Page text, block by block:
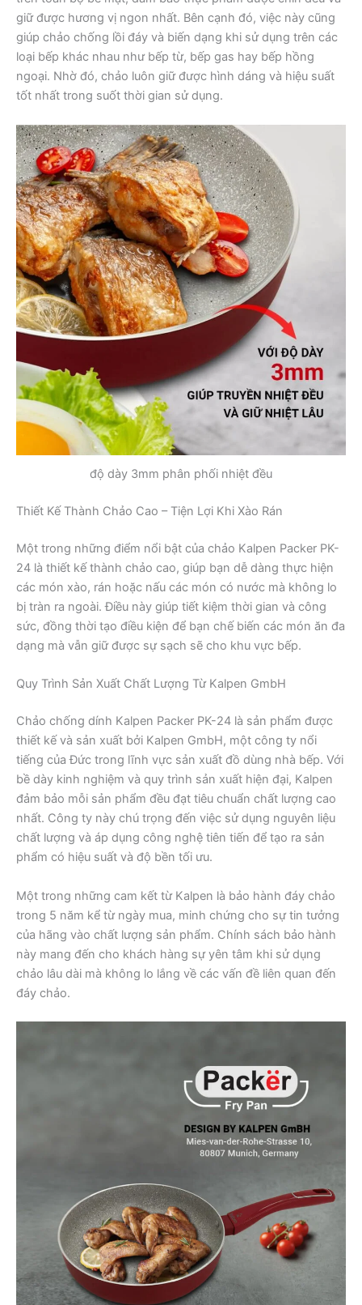
giữ được hương vị ngon nhất. Bên cạnh đó, việc này cũng
giúp chảo chống lồi đáy và biến dạng khi sử dụng trên các
loại bếp khác nhau như bếp từ, bếp gas hay bếp hồng
ngoại. Nhờ đó, chảo luôn giữ được hình dáng và hiệu suất
tốt nhất trong suốt thời gian sử dụng.
độ dày 3mm phân phối nhiệt đều
Thiết Kế Thành Chảo Cao – Tiện Lợi Khi Xào Rán
Một trong những điểm nổi bật của chảo Kalpen Packer PK-
24 là thiết kế thành chảo cao, giúp bạn dễ dàng thực hiện
các món xào, rán hoặc nấu các món có nước mà không lo
bị tràn ra ngoài. Điều này giúp tiết kiệm thời gian và công
sức, đồng thời tạo điều kiện để bạn chế biến các món ăn đa
dạng mà vẫn giữ được sự sạch sẽ cho khu vực bếp.
Quy Trình Sản Xuất Chất Lượng Từ Kalpen GmbH
Chảo chống dính Kalpen Packer PK-24 là sản phẩm được
thiết kế và sản xuất bởi Kalpen GmbH, một công ty nổi
tiếng của Đức trong lĩnh vực sản xuất đồ dùng nhà bếp. Với
bề dày kinh nghiệm và quy trình sản xuất hiện đại, Kalpen
đảm bảo mỗi sản phẩm đều đạt tiêu chuẩn chất lượng cao
nhất. Công ty này chú trọng đến việc sử dụng nguyên liệu
chất lượng và áp dụng công nghệ tiên tiến để tạo ra sản
phẩm có hiệu suất và độ bền tối ưu.
Một trong những cam kết từ Kalpen là bảo hành đáy chảo
trong 5 năm kể từ ngày mua, minh chứng cho sự tin tưởng
của hãng vào chất lượng sản phẩm. Chính sách bảo hành
này mang đến cho khách hàng sự yên tâm khi sử dụng
chảo lâu dài mà không lo lắng về các vấn đề liên quan đến
đáy chảo.